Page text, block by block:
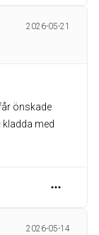
2026-05-21
önskade
med
2026-05-14